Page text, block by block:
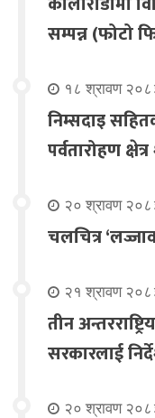
सम्पन्न (फोटो
१८ श्रावण
निम्सदाइ
पर्वतारोहण
२० श्रावण
चलचित्र
२१ श्रावण
तीन
सरकारलाई
२० श्रावण